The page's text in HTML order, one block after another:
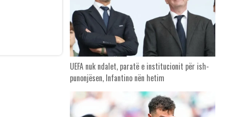
UEFA nuk ndalet, paratë e institucionit për ish-
punonjësen, Infantino nën hetim